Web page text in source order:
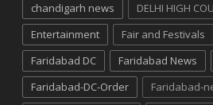
chandigarh news
DELHI HIGH
Entertainment
Fair and Festivals
Faridabad DC
Faridabad News
Faridabad-DC-Order
Faridabad-